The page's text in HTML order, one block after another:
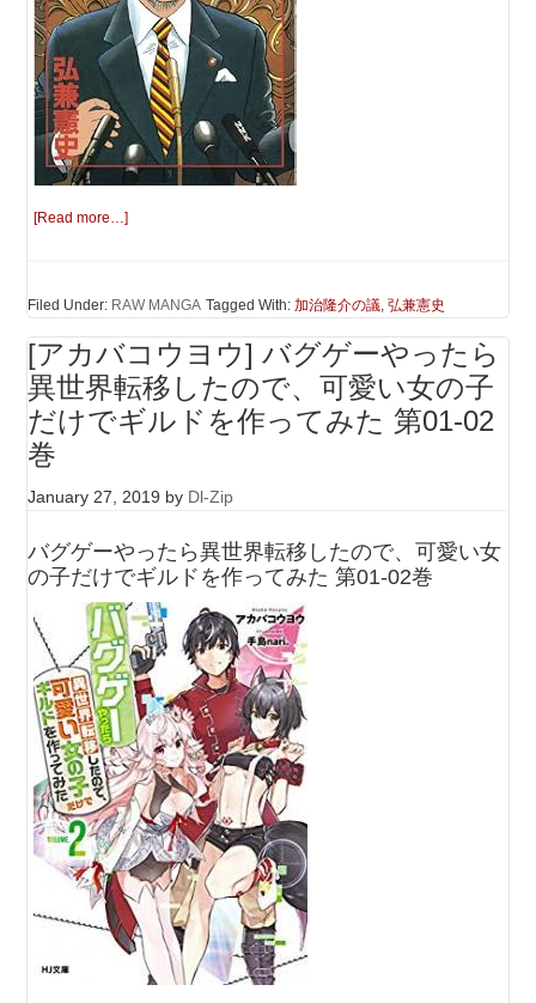
[Read more…]
Filed Under: RAW MANGA Tagged With:加治隆介の議,弘兼憲史
[アカバコウヨウ] バグゲーやったら
異世界転移したので、可愛い女の子
だけでギルドを作ってみた 第01-02
巻
January 27, 2019 by Dl-Zip
バグゲーやったら異世界転移したので、可愛い女
の子だけでギルドを作ってみた 第01-02巻